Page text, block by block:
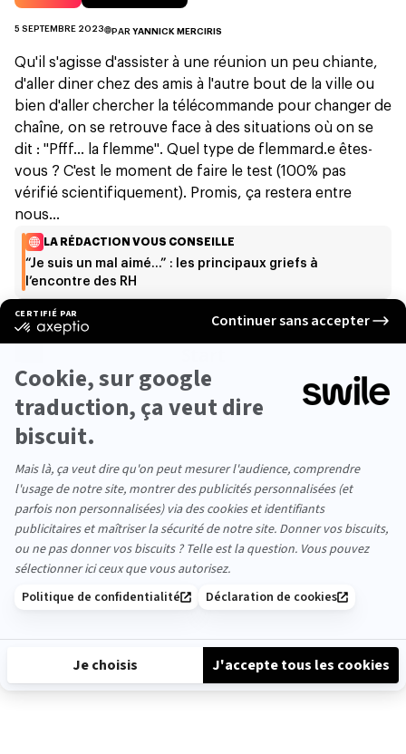
5 SEPTEMBRE 2023 PAR YANNICK MERCIRIS
Qu'il s'agisse d'assister à une réunion un peu chiante,
d'aller diner chez des amis à l'autre bout de la ville ou
bien d'aller chercher la télécommande pour changer de
chaîne, on se retrouve face à des situations où on se
dit : "Pfff... la flemme". Quel type de flemmard.e êtes-
vous ? C'est le moment de faire le test (100% pas
vérifié scientifiquement). Promis, ça restera entre
nous...
LA RÉDACTION VOUS CONSEILLE
“Je suis un mal aimé…” : les principaux griefs à
l’encontre des RH